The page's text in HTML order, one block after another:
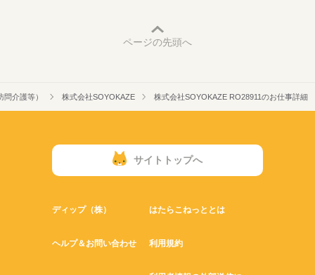
ページの先頭へ
介護等） 株式会社SOYOKAZE 株式会社SOYOKAZE RO28911のお仕事詳細
サイトトップへ
ディップ（株） はたらこねっととは
ヘルプ＆お問い合わせ 利用規約